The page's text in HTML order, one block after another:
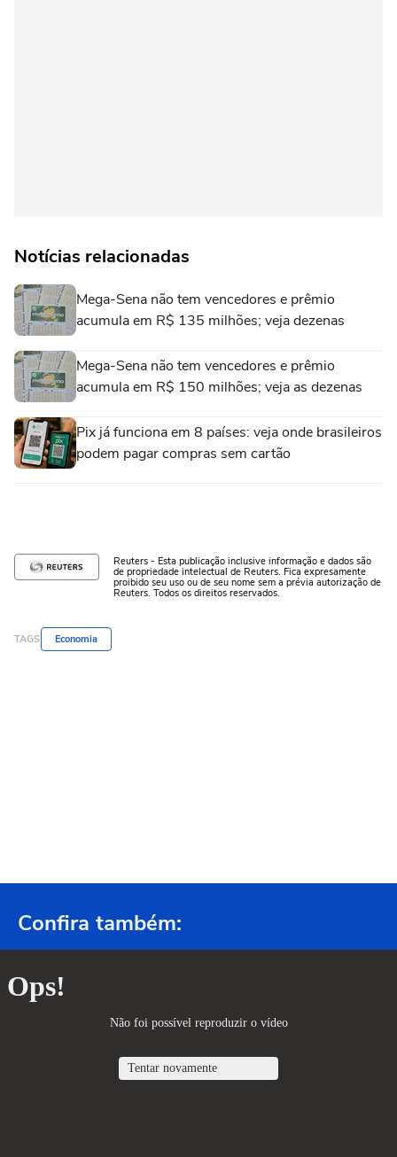
Notícias relacionadas
Mega-Sena não tem vencedores e prêmio
acumula em R$ 135 milhões; veja dezenas
Mega-Sena não tem vencedores e prêmio
acumula em R$ 150 milhões; veja as dezenas
Pix já funciona em 8 países: veja onde brasileiros
podem pagar compras sem cartão
Reuters - Esta publicação inclusive informação e dados são
de propriedade intelectual de Reuters. Fica expresamente
proibido seu uso ou de seu nome sem a prévia autorização de
Reuters. Todos os direitos reservados.
TAGS Economia
Confira também: